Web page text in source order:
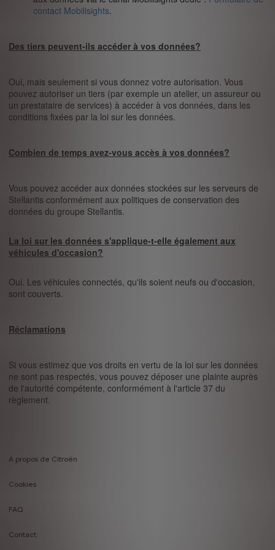
contact Mobilisights.
Des tiers peuvent-ils accéder à vos données?
Oui, mais seulement si vous donnez votre autorisation. Vous
pouvez autoriser un tiers (par exemple un atelier, un assureur ou
un prestataire de services) à accéder à vos données, dans les
conditions fixées par la loi sur les données.
Combien de temps avez-vous accès à vos données?
Vous pouvez accéder aux données stockées sur les serveurs de
Stellantis conformément aux politiques de conservation des
données du groupe Stellantis.
La loi sur les données s'applique-t-elle également aux
véhicules d'occasion?
Oui. Les véhicules connectés, qu'ils soient neufs ou d'occasion,
sont couverts.
Réclamations
Si vous estimez que vos droits en vertu de la loi sur les données
ne sont pas respectés, vous pouvez déposer une plainte auprès
de l'autorité compétente, conformément à l'article 37 du
règlement.
menu
A propos de Citroën
Cookies
FAQ
Contact